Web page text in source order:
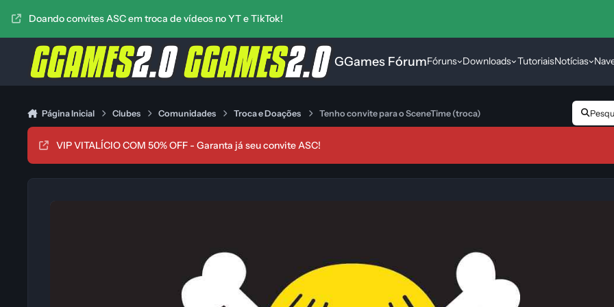
Doando convites ASC em troca de vídeos no YT e TikTok!
GGames FórumFóruns Downloads TutoriaisNotícias
Página Inicial Clubes Comunidades Troca e Doações Tenho convite para o SceneTime (troca)
VIP VITALÍCIO COM 50% OFF - Garanta já seu convite ASC!